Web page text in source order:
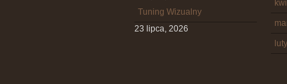
Tuning Wizualny
23 lipca, 2026